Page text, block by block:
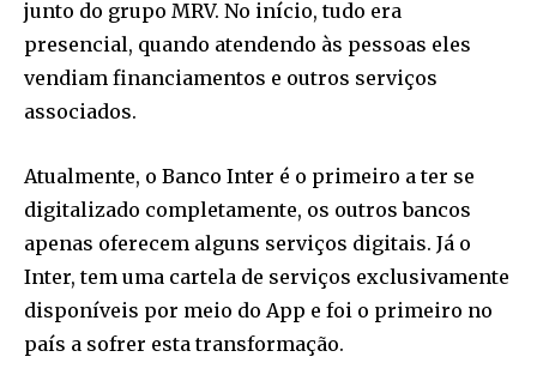
junto do grupo MRV. No início, tudo era
presencial, quando atendendo às pessoas eles
vendiam financiamentos e outros serviços
associados.
Atualmente, o Banco Inter é o primeiro a ter se
digitalizado completamente, os outros bancos
apenas oferecem alguns serviços digitais. Já o
Inter, tem uma cartela de serviços exclusivamente
disponíveis por meio do App e foi o primeiro no
país a sofrer esta transformação.